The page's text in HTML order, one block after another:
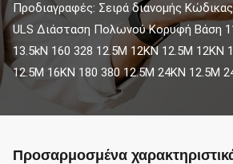
Προδιαγραφές: Σειρά διανομής
ULS Διάσταση Πολωνού Κορυφή Βάση
13.5kN 160 328 12.5M 12KN 12.5M 12KN
12.5M 16KN 180 380 12.5M 24KN 12.5M
Προσαρμοσμένα